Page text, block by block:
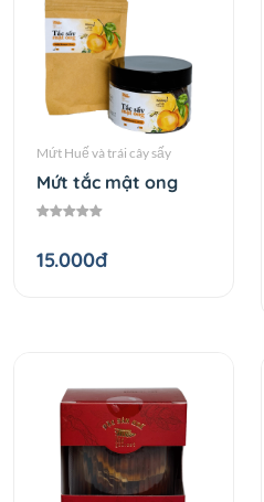
Mứt Huế và trái cây sấy
Mứt tắc mật ong
15.000đ